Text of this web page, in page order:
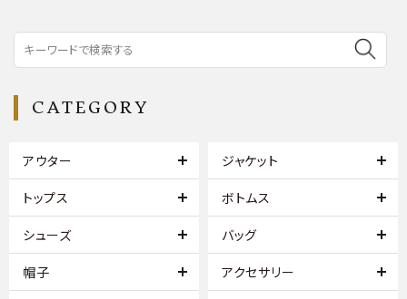
CATEGORY
アウター ジャケット
トップス ボトムス
シューズ バッグ
帽子 アクセサリー